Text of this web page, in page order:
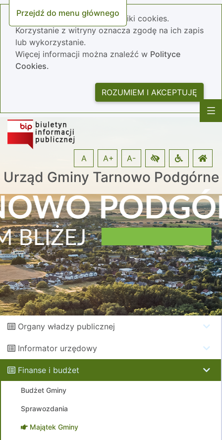
Przejdź do menu głównego
Nasza strona wykorzystuje pliki cookies.
Korzystanie z witryny oznacza zgodę na ich zapis
lub wykorzystanie.
Więcej informacji można znaleźć w Polityce
Cookies.
ROZUMIEM I AKCEPTUJĘ
Urząd Gminy Tarnowo Podgórne
A A+ A-
Organy władzy publicznej
Informator urzędowy
Finanse i budżet
Budżet Gminy
Sprawozdania
Majątek Gminy